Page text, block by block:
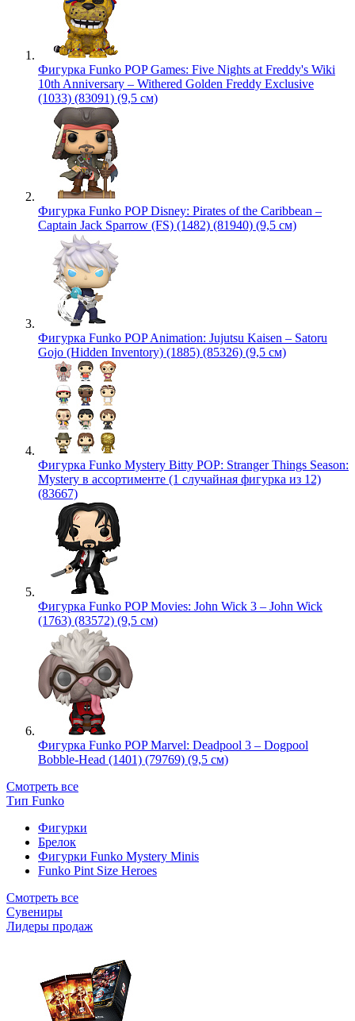
Фигурка Funko POP Games: Five Nights at Freddy's Wiki
10th Anniversary – Withered Golden Freddy Exclusive
(1033) (83091) (9,5 см)
Фигурка Funko POP Disney: Pirates of the Caribbean –
Captain Jack Sparrow (FS) (1482) (81940) (9,5 см)
Фигурка Funko POP Animation: Jujutsu Kaisen – Satoru
Gojo (Hidden Inventory) (1885) (85326) (9,5 см)
Фигурка Funko Mystery Bitty POP: Stranger Things Season:
Mystery в ассортименте (1 случайная фигурка из 12)
(83667)
Фигурка Funko POP Movies: John Wick 3 – John Wick
(1763) (83572) (9,5 см)
Фигурка Funko POP Marvel: Deadpool 3 – Dogpool
Bobble-Head (1401) (79769) (9,5 см)
Смотреть все
Тип Funko
Фигурки
Брелок
Фигурки Funko Mystery Minis
Funko Pint Size Heroes
Смотреть все
Сувениры
Лидеры продаж